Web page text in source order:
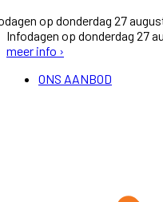
op donderdag 27
Infodagen op donderdag 27
meer info ›
ONS AANBOD